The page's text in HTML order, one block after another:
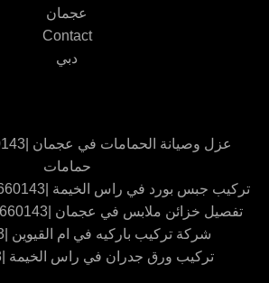
عجمان
Contact
دبي
حمامات
تركيب جبس بورد في راس الخيمة |0569660143| اسقف جبس
تفصيل خزائن ملابس في عجمان |0569660143| تفصيل اثاث
شركة تركيب باركيه في ام القيوين |0569660143
تركيب ورق جدران في راس الخيمة |0569660143